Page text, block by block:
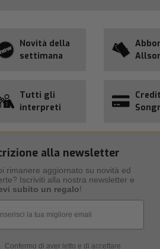
Novità della
settimana
Tutti gli
interpreti
alla newsletter
rimanere aggiornato su novità ed
Iscriviti alla nostra newsletter e
subito un regalo!
Policy
Confermo di aver letto e di accettare